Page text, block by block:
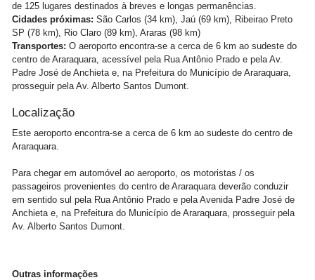
de 125 lugares destinados à breves e longas permanências.
Cidades próximas: São Carlos (34 km), Jaú (69 km), Ribeirao Preto
SP (78 km), Rio Claro (89 km), Araras (98 km)
Transportes: O aeroporto encontra-se a cerca de 6 km ao sudeste do
centro de Araraquara, acessível pela Rua Antônio Prado e pela Av.
Padre José de Anchieta e, na Prefeitura do Município de Araraquara,
prosseguir pela Av. Alberto Santos Dumont.
Localização
Este aeroporto encontra-se a cerca de 6 km ao sudeste do centro de
Araraquara.
Para chegar em automóvel ao aeroporto, os motoristas / os
passageiros provenientes do centro de Araraquara deverão conduzir
em sentido sul pela Rua Antônio Prado e pela Avenida Padre José de
Anchieta e, na Prefeitura do Município de Araraquara, prosseguir pela
Av. Alberto Santos Dumont.
Outras informações